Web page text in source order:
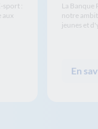
sport :
aux
La Banque
notre
jeunes et
En